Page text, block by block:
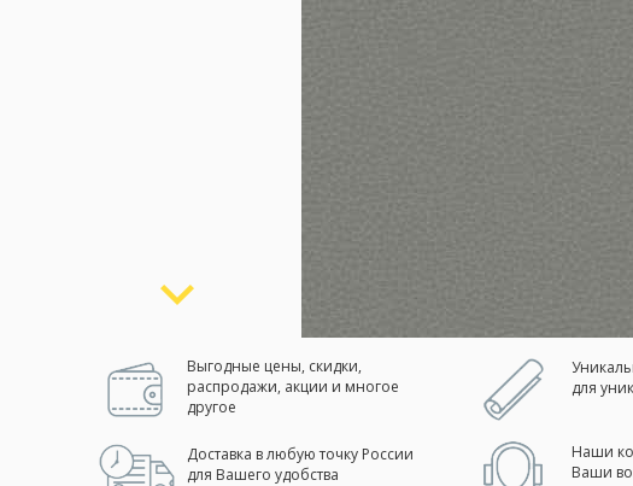
Заказать обратный звонок
Выгодные цены, скидки,
распродажи, акции и многое
другое
для
Доставка в любую точку России
для Вашего удобства
Наши
Ваши